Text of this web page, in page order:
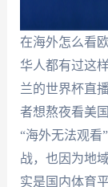
在海外怎么看
华人都有过这
兰的世界杯直
者想熬夜看美
“海外无法观看
战，也因为地
实是国内体育